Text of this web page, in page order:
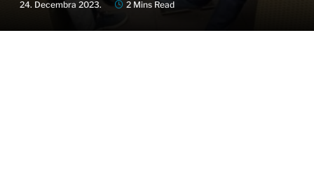
24. Decembra 2023. 2 Mins Read